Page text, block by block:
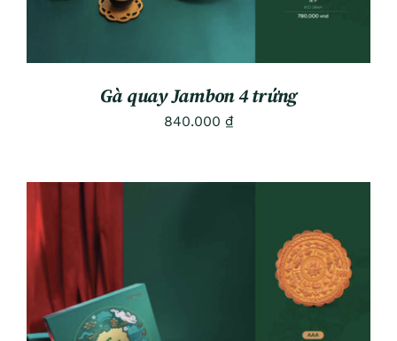
Gà quay Jambon 4 trứng
840.000 ₫